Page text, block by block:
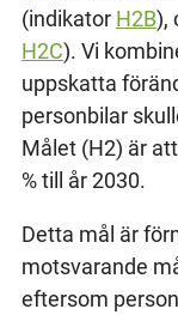
(indikator H2B),
H2C). Vi
uppskatta
personbilar
Målet (H2) är
% till år 2030.
Detta mål är
motsvarande
eftersom